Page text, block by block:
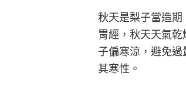
秋天是梨子當造期
胃經，秋天天氣
子偏寒涼，避免
其寒性。